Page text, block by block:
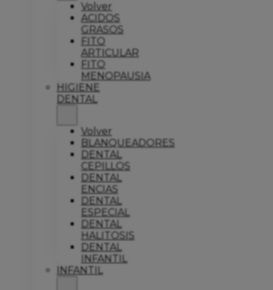
Volver
ACIDOS
GRASOS
FITO
ARTICULAR
FITO
MENOPAUSIA
HIGIENE
DENTAL
Volver
BLANQUEADORES
DENTAL
CEPILLOS
DENTAL
ENCIAS
DENTAL
ESPECIAL
DENTAL
HALITOSIS
DENTAL
INFANTIL
INFANTIL